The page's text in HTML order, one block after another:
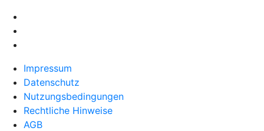
Impressum
Datenschutz
Nutzungsbedingungen
Rechtliche Hinweise
AGB